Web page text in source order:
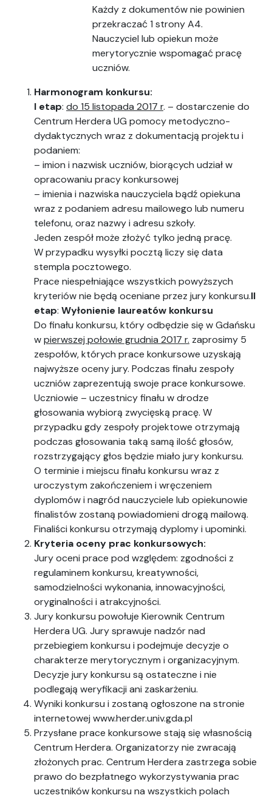
Każdy z dokumentów nie powinien
przekraczać 1 strony A4.
Nauczyciel lub opiekun może
merytorycznie wspomagać pracę
uczniów.
Harmonogram konkursu:
I etap: do 15 listopada 2017 r. – dostarczenie do
Centrum Herdera UG pomocy metodyczno-
dydaktycznych wraz z dokumentacją projektu i
podaniem:
– imion i nazwisk uczniów, biorących udział w
opracowaniu pracy konkursowej
– imienia i nazwiska nauczyciela bądź opiekuna
wraz z podaniem adresu mailowego lub numeru
telefonu, oraz nazwy i adresu szkoły.
Jeden zespół może złożyć tylko jedną pracę.
W przypadku wysyłki pocztą liczy się data
stempla pocztowego.
Prace niespełniające wszystkich powyższych
kryteriów nie będą oceniane przez jury konkursu.II
etap: Wyłonienie laureatów konkursu
Do finału konkursu, który odbędzie się w Gdańsku
wpierwszej połowie grudnia 2017 r. zaprosimy 5
zespołów, których prace konkursowe uzyskają
najwyższe oceny jury. Podczas finału zespoły
uczniów zaprezentują swoje prace konkursowe.
Uczniowie – uczestnicy finału w drodze
głosowania wybiorą zwycięską pracę. W
przypadku gdy zespoły projektowe otrzymają
podczas głosowania taką samą ilość głosów,
rozstrzygający głos będzie miało jury konkursu.
O terminie i miejscu finału konkursu wraz z
uroczystym zakończeniem i wręczeniem
dyplomów i nagród nauczyciele lub opiekunowie
finalistów zostaną powiadomieni drogą mailową.
Finaliści konkursu otrzymają dyplomy i upominki.
Kryteria oceny prac konkursowych:
Jury oceni prace pod względem: zgodności z
regulaminem konkursu, kreatywności,
samodzielności wykonania, innowacyjności,
oryginalności i atrakcyjności.
Jury konkursu powołuje Kierownik Centrum
Herdera UG. Jury sprawuje nadzór nad
przebiegiem konkursu i podejmuje decyzje o
charakterze merytorycznym i organizacyjnym.
Decyzje jury konkursu są ostateczne i nie
podlegają weryfikacji ani zaskarżeniu.
Wyniki konkursu i zostaną ogłoszone na stronie
internetowej www.herder.univ.gda.pl
Przysłane prace konkursowe stają się własnością
Centrum Herdera. Organizatorzy nie zwracają
złożonych prac. Centrum Herdera zastrzega sobie
prawo do bezpłatnego wykorzystywania prac
uczestników konkursu na wszystkich polach